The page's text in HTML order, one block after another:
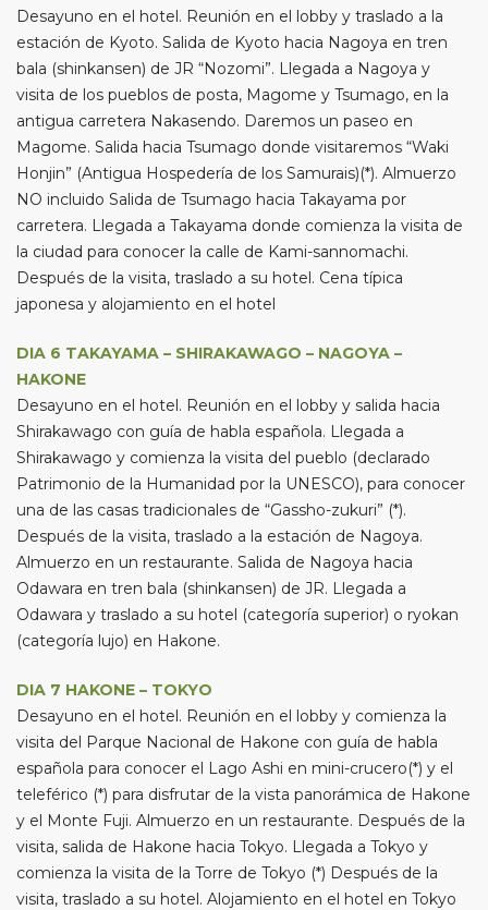
Desayuno en el hotel. Reunión en el lobby y traslado a la
estación de Kyoto. Salida de Kyoto hacia Nagoya en tren
bala (shinkansen) de JR “Nozomi”. Llegada a Nagoya y
visita de los pueblos de posta, Magome y Tsumago, en la
antigua carretera Nakasendo. Daremos un paseo en
Magome. Salida hacia Tsumago donde visitaremos “Waki
Honjin” (Antigua Hospedería de los Samurais)(*). Almuerzo
NO incluido Salida de Tsumago hacia Takayama por
carretera. Llegada a Takayama donde comienza la visita de
la ciudad para conocer la calle de Kami-sannomachi.
Después de la visita, traslado a su hotel. Cena típica
japonesa y alojamiento en el hotel
DIA 6 TAKAYAMA – SHIRAKAWAGO – NAGOYA –
HAKONE
Desayuno en el hotel. Reunión en el lobby y salida hacia
Shirakawago con guía de habla española. Llegada a
Shirakawago y comienza la visita del pueblo (declarado
Patrimonio de la Humanidad por la UNESCO), para conocer
una de las casas tradicionales de “Gassho-zukuri” (*).
Después de la visita, traslado a la estación de Nagoya.
Almuerzo en un restaurante. Salida de Nagoya hacia
Odawara en tren bala (shinkansen) de JR. Llegada a
Odawara y traslado a su hotel (categoría superior) o ryokan
(categoría lujo) en Hakone.
DIA 7 HAKONE – TOKYO
Desayuno en el hotel. Reunión en el lobby y comienza la
visita del Parque Nacional de Hakone con guía de habla
española para conocer el Lago Ashi en mini-crucero(*) y el
teleférico (*) para disfrutar de la vista panorámica de Hakone
y el Monte Fuji. Almuerzo en un restaurante. Después de la
visita, salida de Hakone hacia Tokyo. Llegada a Tokyo y
comienza la visita de la Torre de Tokyo (*) Después de la
visita, traslado a su hotel. Alojamiento en el hotel en Tokyo